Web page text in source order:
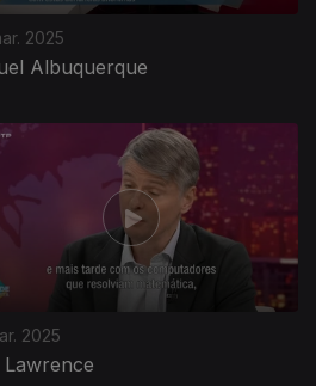
2025
Albuquerque
2025
Lawrence